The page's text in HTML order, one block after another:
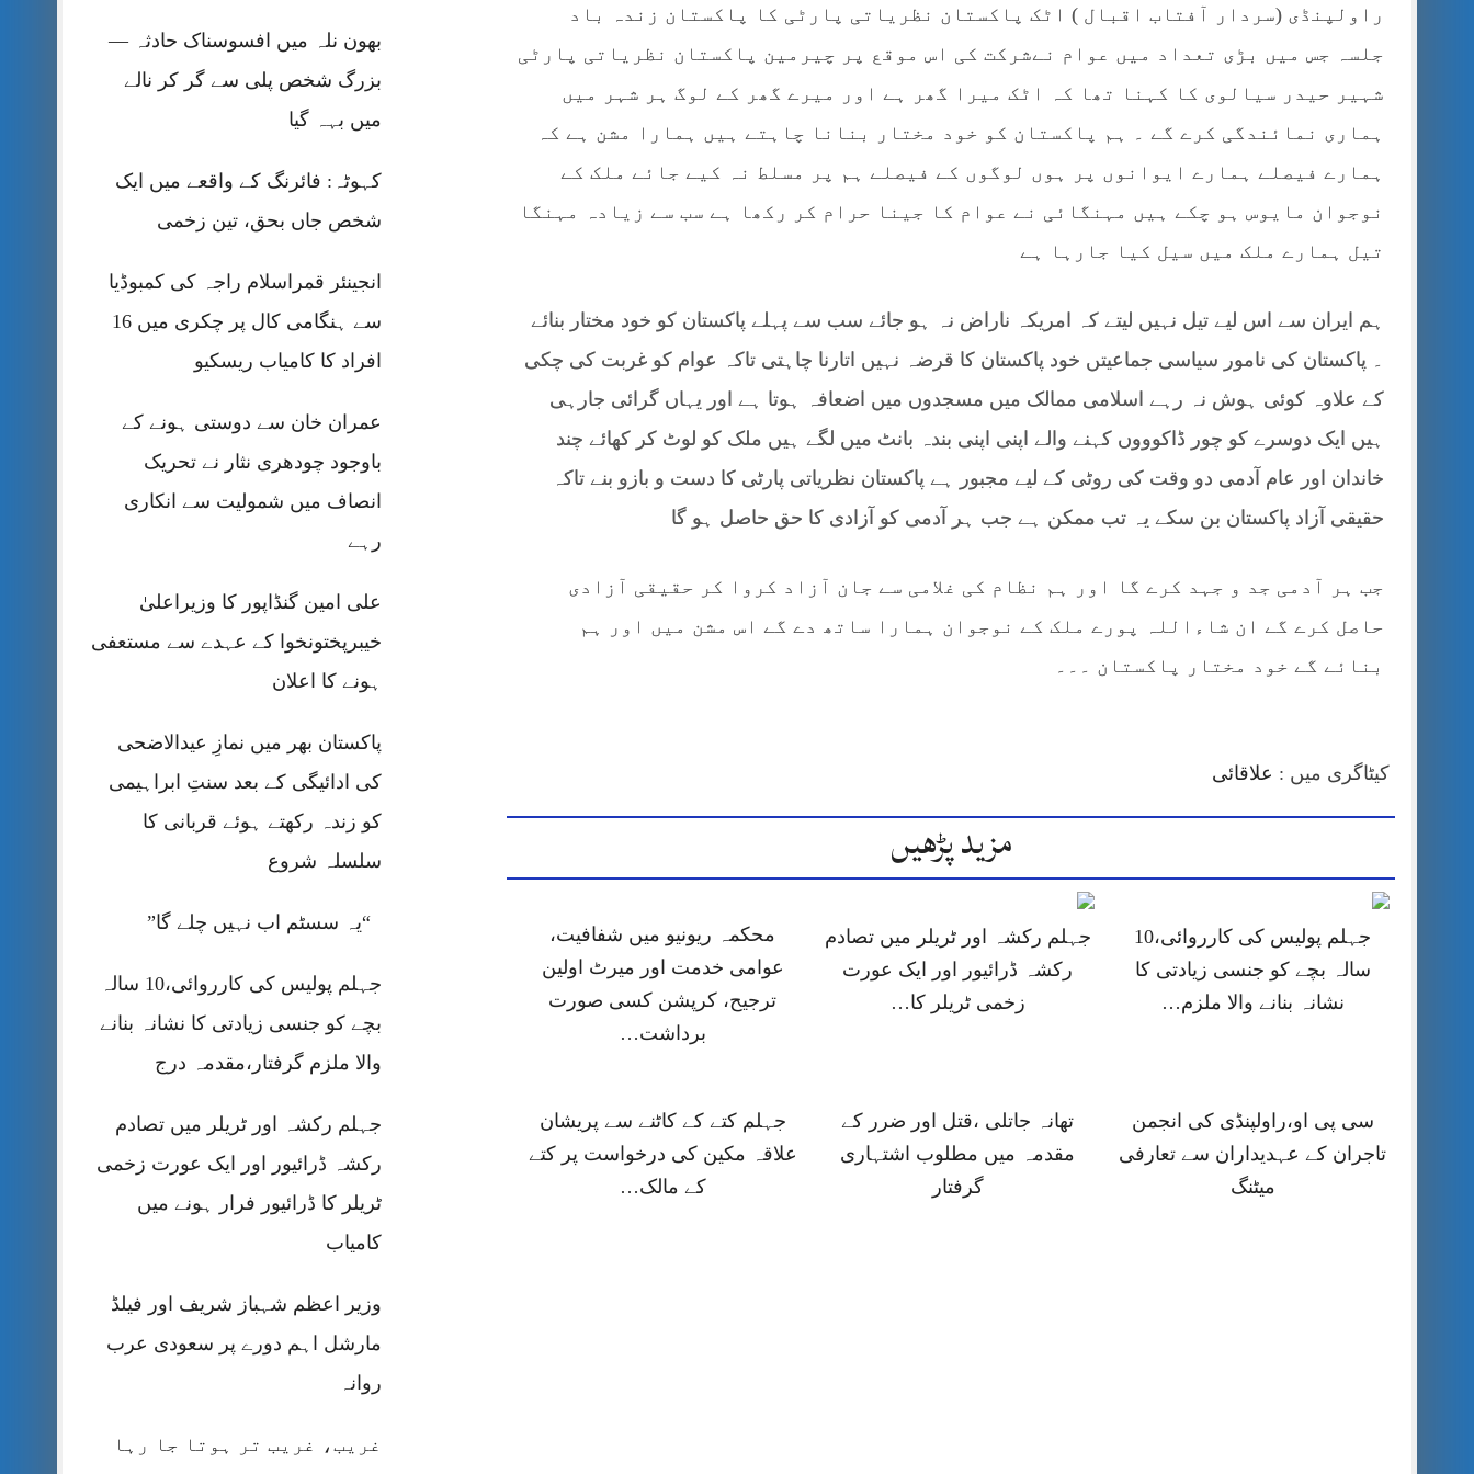
بھون نلہ میں افسوسناک حادثہ —
بزرگ شخص پلی سے گر کر نالے
میں بہہ گیا
کہوٹہ: فائرنگ کے واقعے میں ایک
شخص جاں بحق، تین زخمی
انجینئر قمراسلام راجہ کی کمبوڈیا
سے ہنگامی کال پر چکری میں 16
افراد کا کامیاب ریسکیو
عمران خان سے دوستی ہونے کے
باوجود چودھری نثار نے تحریک
انصاف میں شمولیت سے انکاری
رہے
علی امین گنڈاپور کا وزیراعلیٰ
خیبرپختونخوا کے عہدے سے مستعفی
ہونے کا اعلان
پاکستان بھر میں نمازِ عیدالاضحی
کی ادائیگی کے بعد سنتِ ابراہیمی
کو زندہ رکھتے ہوئے قربانی کا
سلسلہ شروع
“یہ سسٹم اب نہیں چلے گا”
جہلم پولیس کی کارروائی،10 سالہ
بچے کو جنسی زیادتی کا نشانہ بنانے
والا ملزم گرفتار،مقدمہ درج
جہلم رکشہ اور ٹریلر میں تصادم
رکشہ ڈرائیور اور ایک عورت زخمی
ٹریلر کا ڈرائیور فرار ہونے میں
کامیاب
وزیر اعظم شہباز شریف اور فیلڈ
مارشل اہم دورے پر سعودی عرب
روانہ
غریب، غریب تر ہوتا جا رہا
راولپنڈی (سردار آفتاب اقبال ) اٹک پاکستان نظریاتی پارٹی کا پاکستان زندہ باد
جلسہ جس میں بڑی تعداد میں عوام نےشرکت کی اس موقع پر چیرمین پاکستان نظریاتی پارٹی
شہیر حیدر سیالوی کا کہنا تھا کہ اٹک میرا گھر ہے اور میرے گھر کے لوگ ہر شہر میں
ہماری نمائندگی کرے گے ۔ ہم پاکستان کو خود مختار بنانا چاہتے ہیں ہمارا مشن ہے کہ
ہمارے فیصلے ہمارے ایوانوں پر ہوں لوگوں کے فیصلے ہم پر مسلط نہ کیے جائے ملک کے
نوجوان مایوس ہو چکے ہیں مہنگائی نے عوام کا جینا حرام کر رکھا ہے سب سے زیادہ مہنگا
تیل ہمارے ملک میں سیل کیا جارہا ہے
ہم ایران سے اس لیے تیل نہیں لیتے کہ امریکہ ناراض نہ ہو جائے سب سے پہلے پاکستان کو خود مختار بنائے
۔ پاکستان کی نامور سیاسی جماعیتں خود پاکستان کا قرضہ نہیں اتارنا چاہتی تاکہ عوام کو غربت کی چکی
کے علاوہ کوئی ہوش نہ رہے اسلامی ممالک میں مسجدوں میں اضعافہ ہوتا ہے اور یہاں گرائی جارہی
ہیں ایک دوسرے کو چور ڈاکوووں کہنے والے اپنی اپنی بندہ بانٹ میں لگے ہیں ملک کو لوٹ کر کھائے چند
خاندان اور عام آدمی دو وقت کی روٹی کے لیے مجبور ہے پاکستان نظریاتی پارٹی کا دست و بازو بنے تاکہ
حقیقی آزاد پاکستان بن سکے یہ تب ممکن ہے جب ہر آدمی کو آزادی کا حق حاصل ہو گا
جب ہر آدمی جد و جہد کرے گا اور ہم نظام کی غلامی سے جان آزاد کروا کر حقیقی آزادی
حاصل کرے گے ان شاءاللہ پورے ملک کے نوجوان ہمارا ساتھ دے گے اس مشن میں اور ہم
بنائے گے خود مختار پاکستان ۔۔۔
کیٹاگری میں : علاقائی
مزید پڑھیں
جہلم پولیس کی کارروائی،10
سالہ بچے کو جنسی زیادتی کا
نشانہ بنانے والا ملزم…
جہلم رکشہ اور ٹریلر میں تصادم
رکشہ ڈرائیور اور ایک عورت
زخمی ٹریلر کا…
محکمہ ریونیو میں شفافیت،
عوامی خدمت اور میرٹ اولین
ترجیح، کرپشن کسی صورت
برداشت…
سی پی او،راولپنڈی کی انجمن
تاجران کے عہدیداران سے تعارفی
میٹنگ
تھانہ جاتلی ،قتل اور ضرر کے
مقدمہ میں مطلوب اشتہاری
گرفتار
جہلم کتے کے کاٹنے سے پریشان
علاقہ مکین کی درخواست پر کتے
کے مالک…